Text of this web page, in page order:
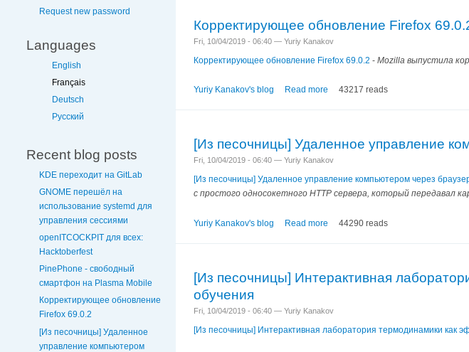
Request new password
Languages
English
Français
Deutsch
Русский
Recent blog posts
KDE переходит на GitLab
GNOME перешёл на
использование systemd для
управления сессиями
openITCOCKPIT для всех:
Hacktoberfest
PinePhone - свободный
смартфон на Plasma Mobile
Корректирующее обновление
Firefox 69.0.2
[Из песочницы] Удаленное
управление компьютером
Корректирующее обновление Firefox
Fri, 10/04/2019 - 06:40 — Yuriy Kanakov
Корректирующее обновление Firefox 69.0.2 - Mozilla выпустила
Yuriy Kanakov's blog Read more 43217 reads
[Из песочницы] Удаленное управление
Fri, 10/04/2019 - 06:40 — Yuriy Kanakov
[Из песочницы] Удаленное управление компьютером через
с простого односокетного HTTP сервера, который передавал
Yuriy Kanakov's blog Read more 44290 reads
[Из песочницы] Интерактивная
обучения
Fri, 10/04/2019 - 06:40 — Yuriy Kanakov
[Из песочницы] Интерактивная лаборатория термодинамики как